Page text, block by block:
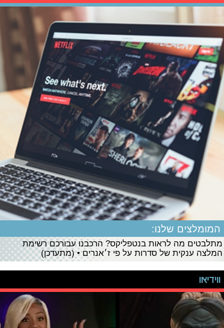
המומלצים שלנו:
מתלבטים מה לראות בנטפליקס? הרכבנו עבורכם רשימת
המלצה ענקית של סדרות על פי ז׳אנרים • (מתעדכן)
ווידיאו